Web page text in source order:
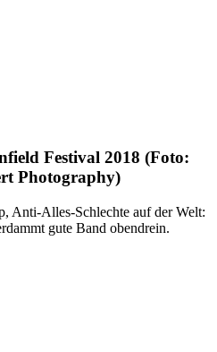
Festival 2018 (Foto:
Photography)
Anti-Alles-Schlechte auf der Welt:
gute Band obendrein.